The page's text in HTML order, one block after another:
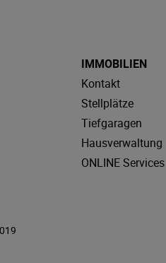
IMMOBILIEN
Kontakt
Stellplätze
Tiefgaragen
Hausverwaltung
ONLINE Services